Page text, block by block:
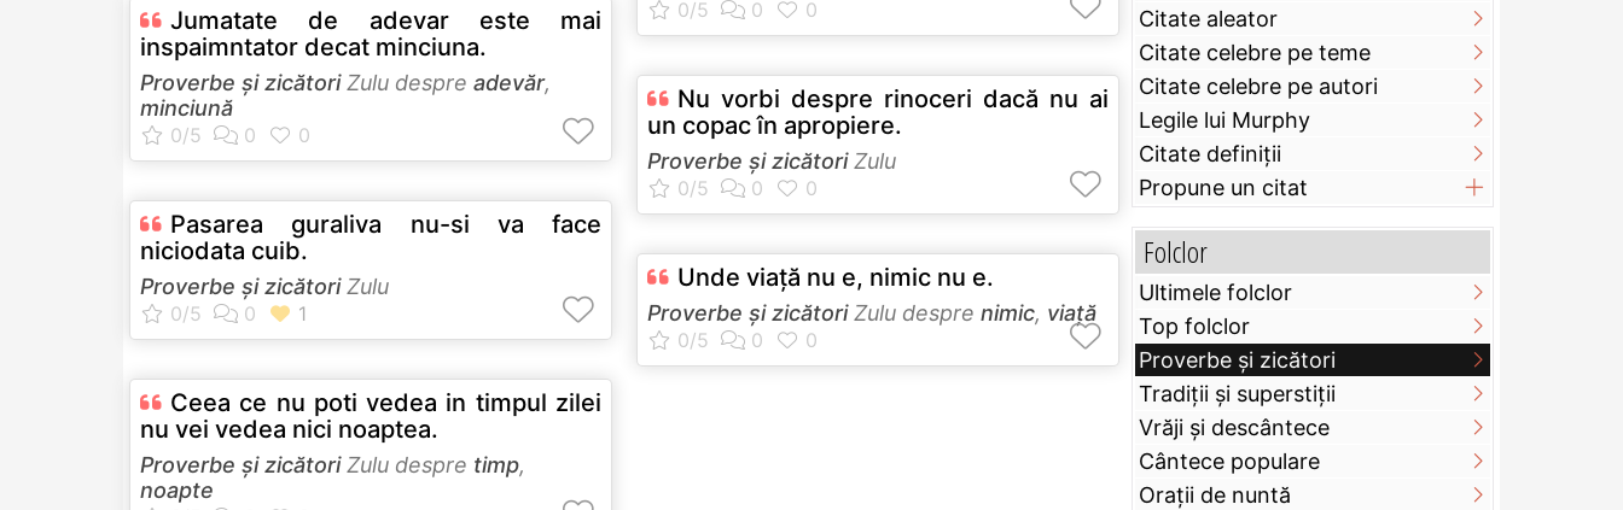
Jumatate de adevar este mai
inspaimntator decat minciuna.
Proverbe și zicătoriZulu despre adevăr,
minciună
Pasarea guraliva nu-si va face
niciodata cuib.
Proverbe și zicătoriZulu
Ceea ce nu poti vedea in timpul zilei
nu vei vedea nici noaptea.
Proverbe și zicătoriZulu despre timp,
noapte
Nu vorbi despre rinoceri dacă nu ai
un copac în apropiere.
Proverbe și zicătoriZulu
Unde viaţă nu e, nimic nu e.
Proverbe și zicătoriZulu despre nimic, viață
Citate aleator
Citate celebre pe teme
Citate celebre pe autori
Legile lui Murphy
Citate definiţii
Propune un citat
Folclor
Ultimele folclor
Top folclor
Proverbe și zicători
Tradiții și superstiții
Vrăji și descântece
Cântece populare
Orații de nuntă